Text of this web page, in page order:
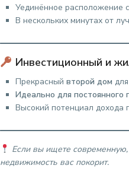
Уединённое расположение
В нескольких минутах от
Инвестиционный и
Прекрасный второй дом
Идеально для постоянного
Высокий потенциал дохода
Если вы ищете
недвижимость вас покорит.